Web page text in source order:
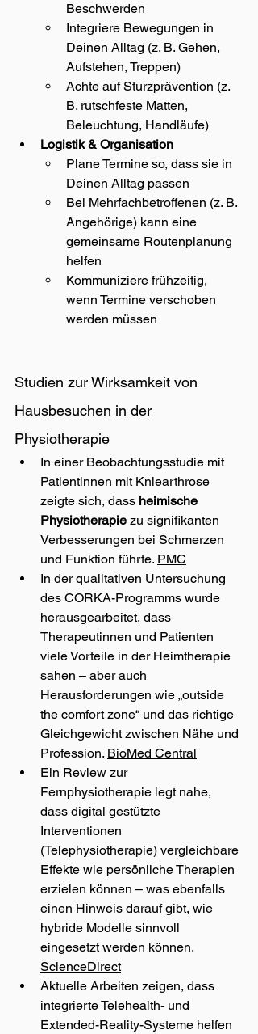
Beschwerden
Integriere Bewegungen in
Deinen Alltag (z. B. Gehen,
Aufstehen, Treppen)
Achte auf Sturzprävention (z.
B. rutschfeste Matten,
Beleuchtung, Handläufe)
Logistik & Organisation
Plane Termine so, dass sie in
Deinen Alltag passen
Bei Mehrfachbetroffenen (z. B.
Angehörige) kann eine
gemeinsame Routenplanung
helfen
Kommuniziere frühzeitig,
wenn Termine verschoben
werden müssen
Studien zur Wirksamkeit von
Hausbesuchen in der
Physiotherapie
In einer Beobachtungsstudie mit
Patientinnen mit Kniearthrose
zeigte sich, dass heimische
Physiotherapie zu signifikanten
Verbesserungen bei Schmerzen
und Funktion führte. PMC
In der qualitativen Untersuchung
des CORKA-Programms wurde
herausgearbeitet, dass
Therapeutinnen und Patienten
viele Vorteile in der Heimtherapie
sahen – aber auch
Herausforderungen wie „outside
the comfort zone“ und das richtige
Gleichgewicht zwischen Nähe und
Profession. BioMed Central
Ein Review zur
Fernphysiotherapie legt nahe,
dass digital gestützte
Interventionen
(Telephysiotherapie) vergleichbare
Effekte wie persönliche Therapien
erzielen können – was ebenfalls
einen Hinweis darauf gibt, wie
hybride Modelle sinnvoll
eingesetzt werden können.
ScienceDirect
Aktuelle Arbeiten zeigen, dass
integrierte Telehealth- und
Extended-Reality-Systeme helfen